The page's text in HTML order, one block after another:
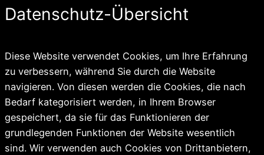
Datenschutz-Übersicht
Diese Website verwendet Cookies, um Ihre Erfahrung
zu verbessern, während Sie durch die Website
navigieren. Von diesen werden die Cookies, die nach
Bedarf kategorisiert werden, in Ihrem Browser
gespeichert, da sie für das Funktionieren der
grundlegenden Funktionen der Website wesentlich
sind. Wir verwenden auch Cookies von Drittanbietern,